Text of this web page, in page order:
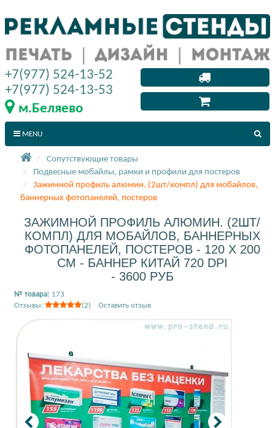
Сопутствующие товары
Подвесные мобайлы, рамки и профили для постеров
Зажимной профиль алюмин. (2шт/компл) для мобайлов,
баннерных фотопанелей, постеров
ЗАЖИМНОЙ ПРОФИЛЬ АЛЮМИН. (2ШТ/
КОМПЛ) ДЛЯ МОБАЙЛОВ, БАННЕРНЫХ
ФОТОПАНЕЛЕЙ, ПОСТЕРОВ - 120 X 200
СМ - БАННЕР КИТАЙ 720 DPI
- 3600 РУБ
№ товара: 173
Отзывы:
(2) Оставить отзыв
+7(977) 524-13-52
+7(977) 524-13-53
м.Беляево
MENU